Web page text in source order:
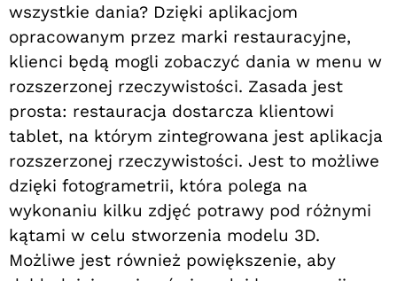
wszystkie dania? Dzięki aplikacjom
opracowanym przez marki restauracyjne,
klienci będą mogli zobaczyć dania w menu w
rozszerzonej rzeczywistości. Zasada jest
prosta: restauracja dostarcza klientowi
tablet, na którym zintegrowana jest aplikacja
rozszerzonej rzeczywistości. Jest to możliwe
dzięki fotogrametrii, która polega na
wykonaniu kilku zdjęć potrawy pod różnymi
kątami w celu stworzenia modelu 3D.
Możliwe jest również powiększenie, aby